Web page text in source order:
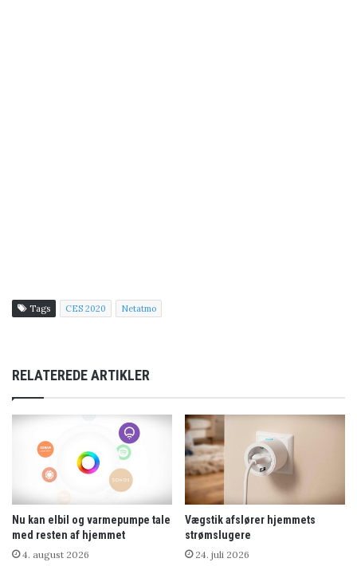
Tags CES 2020 Netatmo
RELATEREDE ARTIKLER
Nu kan elbil og varmepumpe tale
med resten af hjemmet
4. august 2026
Vægstik afslører hjemmets
strømslugere
24. juli 2026